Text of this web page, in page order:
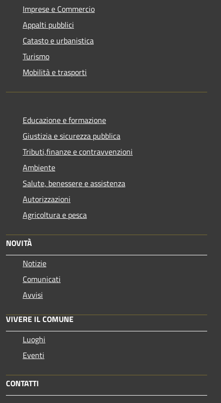
Imprese e Commercio
Appalti pubblici
Catasto e urbanistica
Turismo
Mobilità e trasporti
Educazione e formazione
Giustizia e sicurezza pubblica
Tributi,finanze e contravvenzioni
Ambiente
Salute, benessere e assistenza
Autorizzazioni
Agricoltura e pesca
NOVITÀ
Notizie
Comunicati
Avvisi
VIVERE IL COMUNE
Luoghi
Eventi
CONTATTI